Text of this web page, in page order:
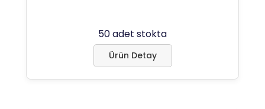
50 adet stokta
Ürün Detay